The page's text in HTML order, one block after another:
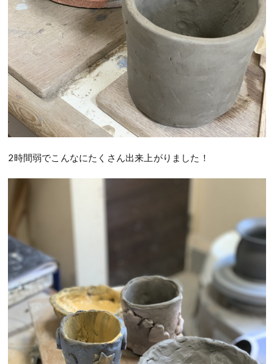
2時間弱でこんなにたくさん出来上がりました！